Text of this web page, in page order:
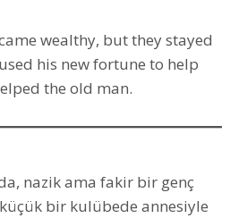
wealthy, but they stayed
his new fortune to help
the old man.
nazik ama fakir bir genç
bir kulübede annesiyle